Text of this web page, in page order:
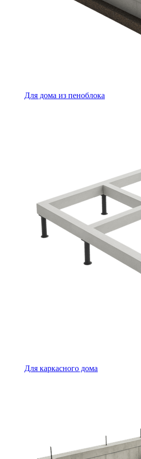
Для дома из пеноблока
Для каркасного дома